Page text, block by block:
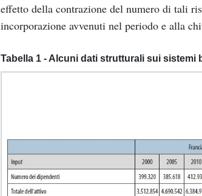
effetto della contrazione del numero di tali
incorporazione avvenuti nel periodo e alla
Tabella 1 - Alcuni dati strutturali sui sistemi